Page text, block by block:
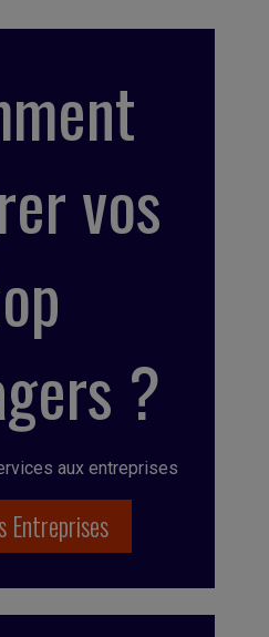
vos
?
aux entreprises
Entreprises